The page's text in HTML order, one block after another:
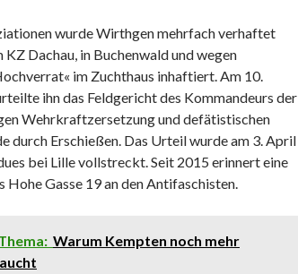
wurde Wirthgen mehrfach verhaftet
KZ Dachau, in Buchenwald und wegen
im Zuchthaus inhaftiert. Am 10.
ihn das Feldgericht des Kommandeurs der
Wehrkraftzersetzung und defätistischen
durch Erschießen. Das Urteil wurde am 3. April
bei Lille vollstreckt. Seit 2015 erinnert eine
Hohe Gasse 19 an den Antifaschisten.
Warum Kempten noch mehr